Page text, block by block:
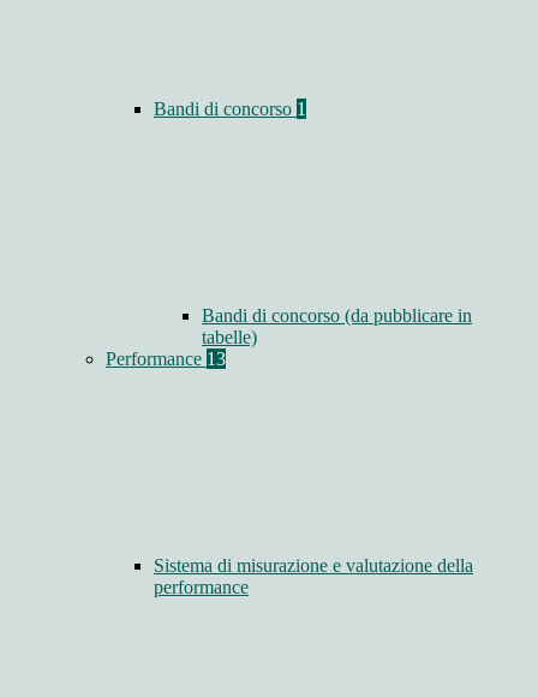
Bandi di concorso 1
Bandi di concorso (da pubblicare in
tabelle)
Performance 13
Sistema di misurazione e valutazione della
performance